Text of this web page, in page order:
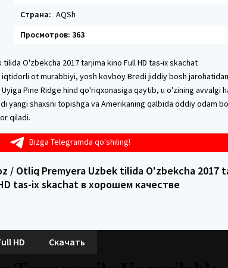
Страна: AQSh
Просмотров: 363
O'zbekcha 2017 tarjima kino Full HD tas-ix skachat
ot murabbiyi, yosh kovboy Bredi jiddiy bosh
Pine Ridge hind qo'riqxonasiga qaytib, u o'zining avvalgi
yangi shaxsni topishga va Amerikaning qalbida oddiy odam
qiladi.
Bizga Telegramda qo'shiling!
/ Otliq Premyera Uzbek tilida O'zbekcha 2017
tas-ix skachat в хорошем качестве
HD Скачать